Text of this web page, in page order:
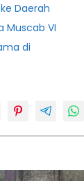
Daerah
Muscab VI
di